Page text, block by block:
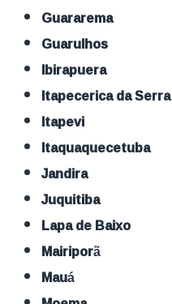
Guararema
Guarulhos
Ibirapuera
Itapecerica da Serra
Itapevi
Itaquaquecetuba
Jandira
Juquitiba
Lapa de Baixo
Mairiporã
Mauá